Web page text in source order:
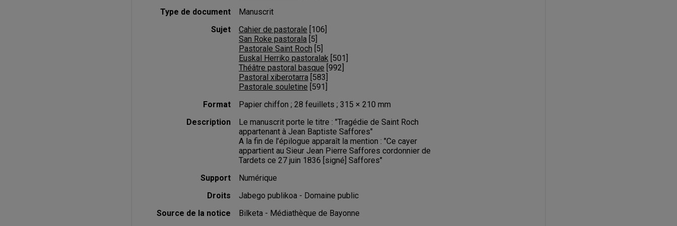
Type de document
Manuscrit
Sujet
Cahier de pastorale 106
San Roke pastorala 5
Pastorale Saint Roch 5
Euskal Herriko pastoralak 501
Théâtre pastoral basque 992
Pastoral xiberotarra 583
Pastorale souletine 591
Format
Papier chiffon ; 28 feuillets ; 315 × 210 mm
Description
Le manuscrit porte le titre : "Tragédie de Saint Roch
appartenant à Jean Baptiste Saffores"
A la fin de l’épilogue apparaît la mention : "Ce cayer
appartient au Sieur Jean Pierre Saffores cordonnier de
Tardets ce 27 juin 1836 [signé] Saffores"
Support
Numérique
Droits
Jabego publikoa - Domaine public
Source de la notice
Bilketa - Médiathèque de Bayonne